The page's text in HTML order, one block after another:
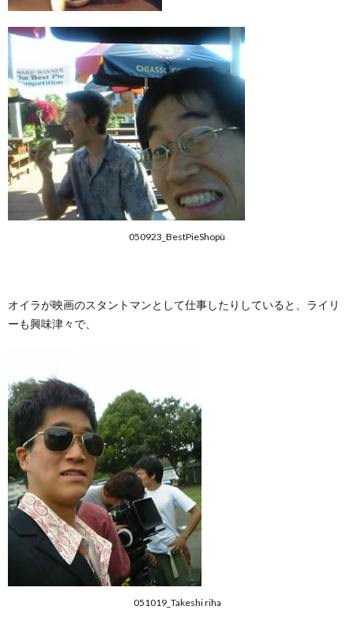
050923_BestPieShopù
オイラが映画のスタントマンとして仕事したりしていると、ライリ
ーも興味津々で、
051019_Takeshi riha